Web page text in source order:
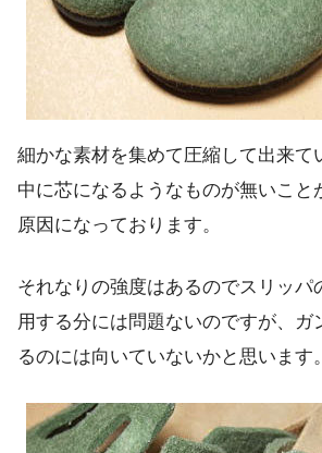
細かな素材を集めて圧縮して出来て
中に芯になるようなものが無いこと
原因になっております。
それなりの強度はあるのでスリッパ
用する分には問題ないのですが、ガ
るのには向いていないかと思います。